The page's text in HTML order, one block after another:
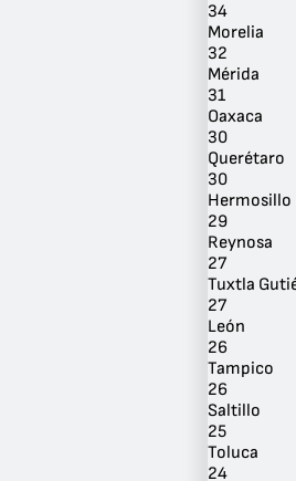
Ubicación
34
Morelia
32
Mérida
31
Oaxaca
30
Querétaro
30
Hermosillo
29
Reynosa
27
Tuxtla
27
León
26
Tampico
26
Saltillo
25
Toluca
24